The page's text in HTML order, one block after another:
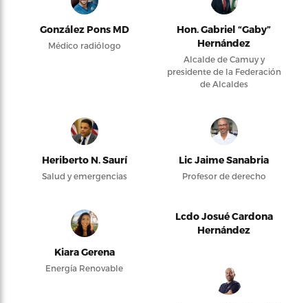
González Pons MD
Médico radiólogo
Hon. Gabriel “Gaby”
Hernández
Alcalde de Camuy y
presidente de la Federación
de Alcaldes
Heriberto N. Saurí
Salud y emergencias
Lic Jaime Sanabria
Profesor de derecho
Kiara Gerena
Energía Renovable
Lcdo Josué Cardona
Hernández